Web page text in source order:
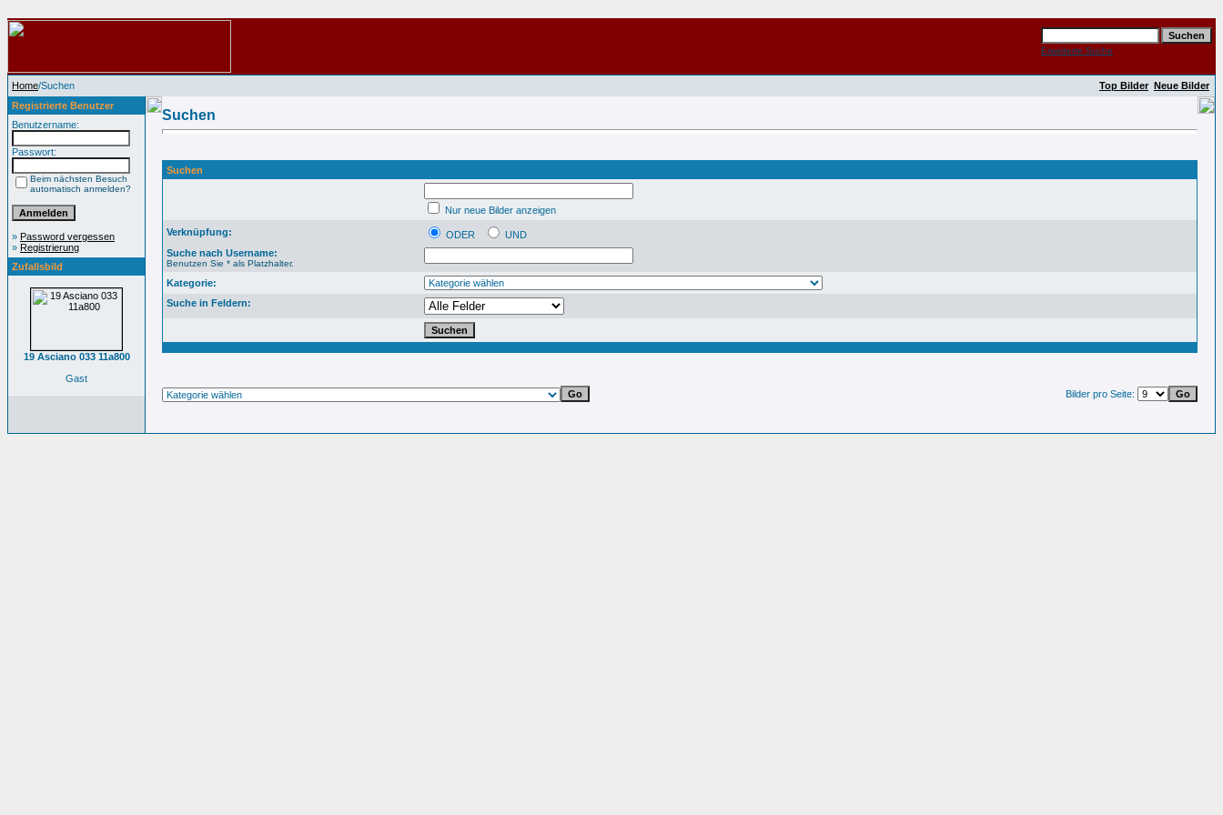
Erweiterte Suche
Home/Suchen Top Bilder Neue Bilder
Registrierte Benutzer
Benutzername:
Passwort:
Beim nächsten Besuch
automatisch anmelden?
» Password vergessen
» Registrierung
Zufallsbild
19 Asciano 033 11a800
Gast
Suchen
Suchen
Nur neue Bilder anzeigen
Verknüpfung:
ODER
UND
Suche nach Username:
Benutzen Sie * als Platzhalter.
Kategorie:
Suche in Feldern:
Bilder pro Seite: